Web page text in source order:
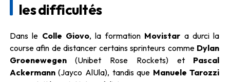
les difficultés
Dans le Colle Giovo, la formation Movistar a durci la
course afin de distancer certains sprinteurs comme Dylan
Groenewegen(Unibet Rose Rockets) et Pascal
Ackermann(Jayco AlUla), tandis que Manuele Tarozzi